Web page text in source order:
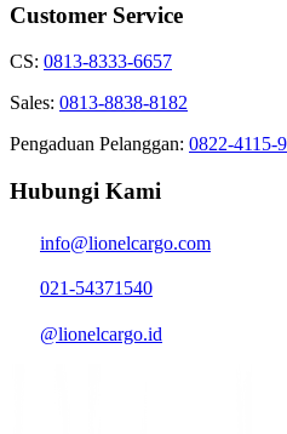
Customer Service
CS: 0813-8333-6657
Sales: 0813-8838-8182
Pengaduan Pelanggan: 0822-4115-
Hubungi Kami
info@lionelcargo.com
021-54371540
@lionelcargo.id